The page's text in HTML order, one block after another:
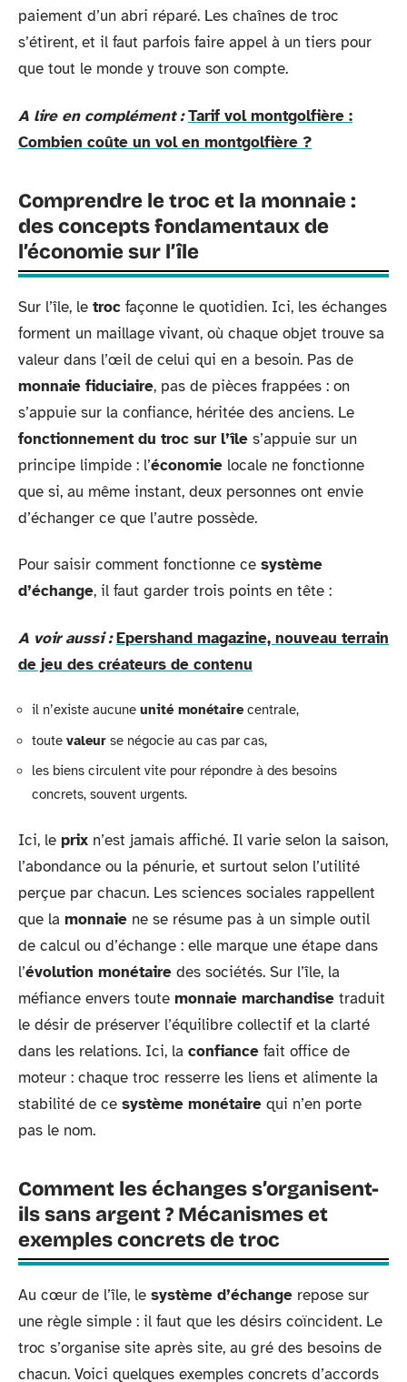
paiement d’un abri réparé. Les chaînes de troc
s’étirent, et il faut parfois faire appel à un tiers pour
que tout le monde y trouve son compte.
A lire en complément : Tarif vol montgolfière :
Combien coûte un vol en montgolfière ?
Comprendre le troc et la monnaie :
des concepts fondamentaux de
l’économie sur l’île
Sur l’île, le troc façonne le quotidien. Ici, les échanges
forment un maillage vivant, où chaque objet trouve sa
valeur dans l’œil de celui qui en a besoin. Pas de
monnaie fiduciaire, pas de pièces frappées : on
s’appuie sur la confiance, héritée des anciens. Le
fonctionnement du troc sur l’île s’appuie sur un
principe limpide : l’économie locale ne fonctionne
que si, au même instant, deux personnes ont envie
d’échanger ce que l’autre possède.
Pour saisir comment fonctionne ce système
d’échange, il faut garder trois points en tête :
A voir aussi : Epershand magazine, nouveau terrain
de jeu des créateurs de contenu
il n’existe aucune unité monétairecentrale,
toute valeur se négocie au cas par cas,
les biens circulent vite pour répondre à des besoins
concrets, souvent urgents.
Ici, le prix n’est jamais affiché. Il varie selon la saison,
l’abondance ou la pénurie, et surtout selon l’utilité
perçue par chacun. Les sciences sociales rappellent
que la monnaie ne se résume pas à un simple outil
de calcul ou d’échange : elle marque une étape dans
l’évolution monétaire des sociétés. Sur l’île, la
méfiance envers toute monnaie marchandise traduit
le désir de préserver l’équilibre collectif et la clarté
dans les relations. Ici, la confiance fait office de
moteur : chaque troc resserre les liens et alimente la
stabilité de ce système monétaire qui n’en porte
pas le nom.
Comment les échanges s’organisent-
ils sans argent ? Mécanismes et
exemples concrets de troc
Au cœur de l’île, le système d’échange repose sur
une règle simple : il faut que les désirs coïncident. Le
troc s’organise site après site, au gré des besoins de
chacun. Voici quelques exemples concrets d’accords